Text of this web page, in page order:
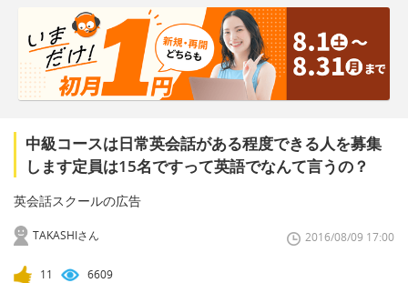
中級コースは日常英会話がある程度できる人を募集
します定員は15名ですって英語でなんて言うの？
英会話スクールの広告
TAKASHIさん 2016/08/09 17:00
11 6609